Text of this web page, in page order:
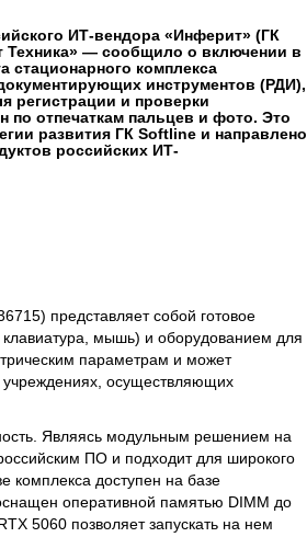
ИТ-вендора «Инферит» (ГК
— сообщило о включении в
стационарного комплекса
инструментов (РДИ),
регистрации и проверки
по отпечаткам пальцев и фото. Это
развития ГК Softline и направлено
российских ИТ-
представляет собой готовое
мышь) и оборудованием для
параметрам и может
учреждениях, осуществляющих
Являясь модульным решением на
ПО и подходит для широкого
комплекса доступен на базе
оперативной памятью DIMM до
5060 позволяет запускать на нем